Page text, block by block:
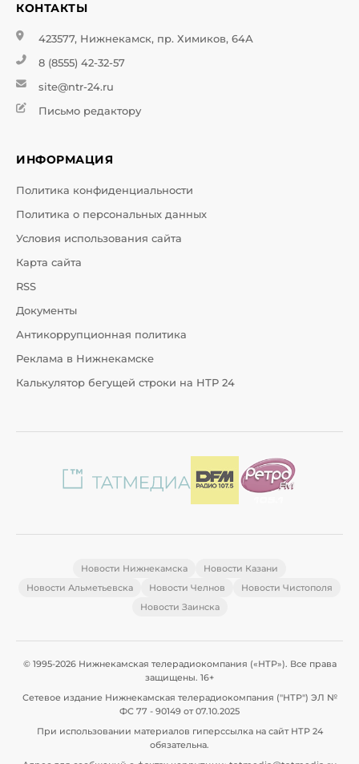
КОНТАКТЫ
423577, Нижнекамск, пр. Химиков, 64А
8 (8555) 42-32-57
site@ntr-24.ru
Письмо редактору
ИНФОРМАЦИЯ
Политика конфиденциальности
Политика о персональных данных
Условия использования сайта
Карта сайта
RSS
Документы
Антикоррупционная политика
Реклама в Нижнекамске
Калькулятор бегущей строки на НТР 24
Новости Нижнекамска
Новости Казани
Новости Альметьевска
Новости Челнов
Новости Чистополя
Новости Заинска
© 1995-2026 Нижнекамская телерадиокомпания («НТР»). Все права
защищены. 16+
Сетевое издание Нижнекамская телерадиокомпания ("НТР") ЭЛ №
ФС 77 - 90149 от 07.10.2025
При использовании материалов гиперссылка на сайт НТР 24
обязательна.